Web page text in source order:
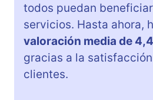
todos puedan
servicios. Hasta ahora,
valoración media de
gracias a la
clientes.